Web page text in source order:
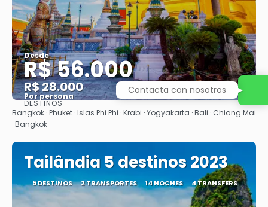
Desde
R$ 56.000
R$ 28.000
Por persona
Ver
DESTINOS
Bangkok · Phuket · Islas Phi Phi · Krabi · Yogyakarta · Bali · Chiang Mai
· Bangkok
Tailândia 5 destinos 2023
5 DESTINOS 2 TRANSPORTES 14 NOCHES 4 TRANSFERS
Contacta con nosotros